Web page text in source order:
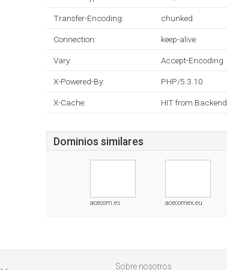
Transfer-Encoding: chunked
Connection: keep-alive
Vary: Accept-Encoding
X-Powered-By: PHP/5.3.10
X-Cache: HIT from Backend
Dominios similares
acecom.es acecomex.eu
Sobre nosotros